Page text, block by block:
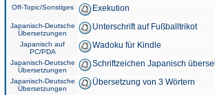
Off-Topic/Sonstiges Exekution
Japanisch-Deutsche
Übersetzungen
Unterschrift auf Fußballtrikot
Japanisch auf
PC/PDA
Wadoku für Kindle
Japanisch-Deutsche
Übersetzungen
Schriftzeichen Japanisch
Japanisch-Deutsche
Übersetzungen
Übersetzung von 3 Wörtern